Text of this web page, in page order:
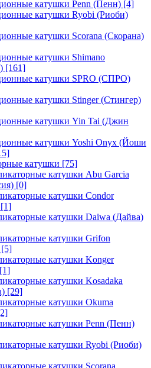
катушки Penn (Пенн) [4]
катушки Ryobi (Риоби)
катушки Scorana (Скорана)
катушки Shimano
[161]
катушки SPRO (СПРО)
катушки Stinger (Стингер)
катушки Yin Tai (Джин
катушки Yoshi Onyx (Йоши
катушки [75]
катушки Abu Garcia
[0]
катушки Condor
[1]
катушки Daiwa (Дайва)
катушки Grifon
[5]
катушки Konger
[1]
катушки Kosadaka
[29]
катушки Okuma
катушки Penn (Пенн)
катушки Ryobi (Риоби)